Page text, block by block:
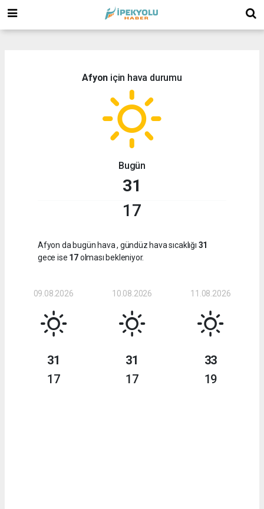
Afyon için hava durumu
Bugün
31
17
Afyon da bugün hava, gündüz hava sıcaklığı 31
gece ise 17olması bekleniyor.
09.08.2026
31
17
10.08.2026
31
17
11.08.2026
33
19